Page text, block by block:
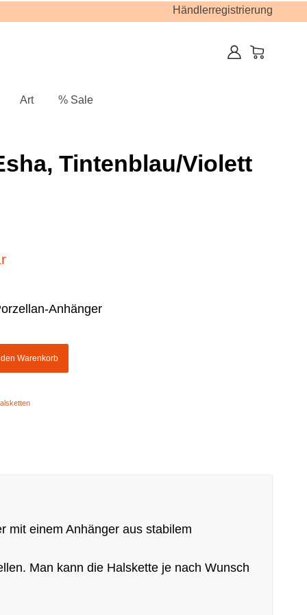
Händlerregistrierung
Art % Sale
Tintenblau/Violett
Anhänger
Warenkorb
mit einem Anhänger aus stabilem
Man kann die Halskette je nach Wunsch